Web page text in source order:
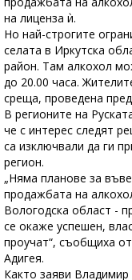
на лиценза ѝ.
Но най-строгите
селата в Иркутска
район. Там алкохол
до 20.00 часа.
среща, проведена
В регионите на
че с интерес следят
са изключвали да ги
регион.
„Няма планове за
продажбата на
Вологодска област -
се окаже успешен,
проучат“, съобщиха
Адигея.
Както заяви